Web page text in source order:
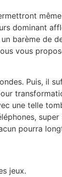
dominant
barème de
vous
Puis, il
une telle
super
pourra
jeux.